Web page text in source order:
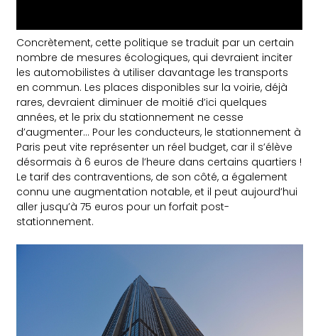
Concrètement, cette politique se traduit par un certain
nombre de mesures écologiques, qui devraient inciter
les automobilistes à utiliser davantage les transports
en commun. Les places disponibles sur la voirie, déjà
rares, devraient diminuer de moitié d’ici quelques
années, et le prix du stationnement ne cesse
d’augmenter… Pour les conducteurs, le stationnement à
Paris peut vite représenter un réel budget, car il s’élève
désormais à 6 euros de l’heure dans certains quartiers !
Le tarif des contraventions, de son côté, a également
connu une augmentation notable, et il peut aujourd’hui
aller jusqu’à 75 euros pour un forfait post-
stationnement.